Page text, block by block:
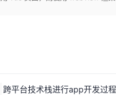
跨平台技术栈进行app开发过程